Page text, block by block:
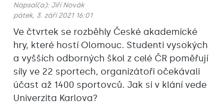
Napsal(a): Jiří Novák
pátek, 3. září 2021 16:01
Ve čtvrtek se rozběhly České akademické
hry, které hostí Olomouc. Studenti vysokých
a vyšších odborných škol z celé ČR poměřují
síly ve 22 sportech, organizátoři očekávali
účast až 1400 sportovců. Jak si v klání vede
Univerzita Karlova?